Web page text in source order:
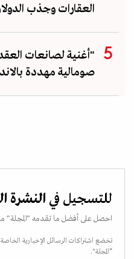
العقارات وجذب
"أغنية لصانعات
صومالية مهددة
للتسجيل في النشرة
احصل على أفضل ما تقدمه "المجلة"
تخضع اشتراكات الرسائل الإخبارية
“المجلة".